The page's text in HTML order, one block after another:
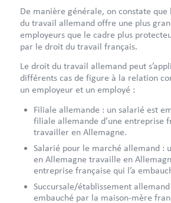
De manière générale, on constate
du travail allemand offre une plus
employeurs que le cadre plus
par le droit du travail français.
Le droit du travail allemand peut
différents cas de figure à la relation
un employeur et un employé :
Filiale allemande : un salarié est
filiale allemande d’une entreprise
travailler en Allemagne.
Salarié pour le marché allemand :
en Allemagne travaille en
entreprise française qui l’a
Succursale/établissement
embauché par la maison-mère